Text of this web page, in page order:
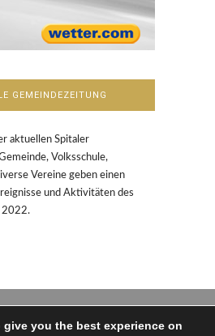
GEMEINDEZEITUNG
aktuellen Spitaler
Volksschule,
Vereine geben einen
und Aktivitäten des
2022.
you the best experience on